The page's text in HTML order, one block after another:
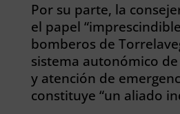
Por su parte, la
el papel
bomberos de
sistema autonómico
y atención de
constituye “un aliado